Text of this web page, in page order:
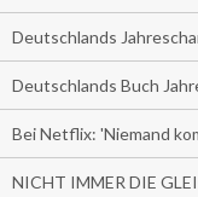
Deutschlands
Deutschlands Buch
Bei Netflix: 'Niemand
NICHT IMMER DIE